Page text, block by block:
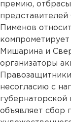
премию,
Пименов
Мишарина и
организаторы
несогласию с
губернаторской
объявляет сбор